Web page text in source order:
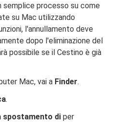
semplice processo su come
su Mac utilizzando
l'annullamento deve
dopo l'eliminazione del
possibile se il Cestino è già
Mac, vai a Finder.
.
spostamento di per